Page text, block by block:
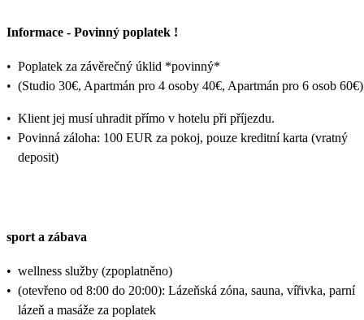
Informace - Povinný poplatek !
• Poplatek za závěrečný úklid *povinný*
• (Studio 30€, Apartmán pro 4 osoby 40€, Apartmán pro 6 osob
• Klient jej musí uhradit přímo v hotelu při příjezdu.
• Povinná záloha: 100 EUR za pokoj, pouze kreditní karta (vratný
deposit)
sport a zábava
• wellness služby (zpoplatněno)
• (otevřeno od 8:00 do 20:00): Lázeňská zóna, sauna, vířivka, parní
lázeň a masáže za poplatek